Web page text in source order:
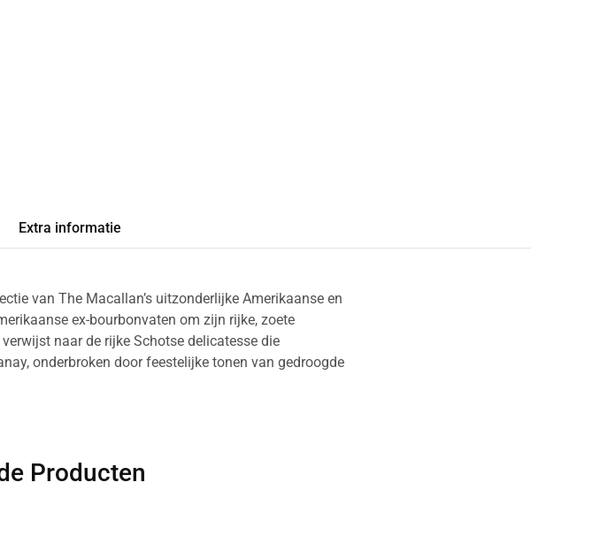
Extra informatie
van The Macallan’s uitzonderlijke Amerikaanse en
ex-bourbonvaten om zijn rijke, zoete
naar de rijke Schotse delicatesse die
onderbroken door feestelijke tonen van gedroogde
Producten